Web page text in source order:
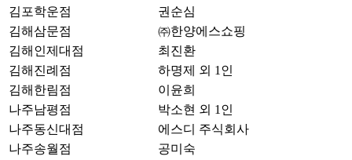
김포학운점
권순심
김해삼문점
㈜한양에스쇼핑
김해인제대점
최진환
김해진례점
하명제 외 1인
김해한림점
이윤희
나주남평점
박소현 외 1인
나주동신대점
에스디 주식회사
나주송월점
공미숙